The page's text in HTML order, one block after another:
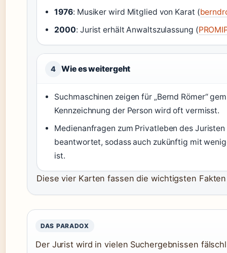
1976: Musiker wird Mitglied von Karat (
2000: Jurist erhält Anwaltszulassung (
4 Wie es weitergeht
Suchmaschinen zeigen für „Bernd Römer“
Kennzeichnung der Person wird oft vermisst.
Medienanfragen zum Privatleben des
beantwortet, sodass auch zukünftig mit
ist.
Diese vier Karten fassen die wichtigsten
DAS PARADOX
Der Jurist wird in vielen Suchergebnissen